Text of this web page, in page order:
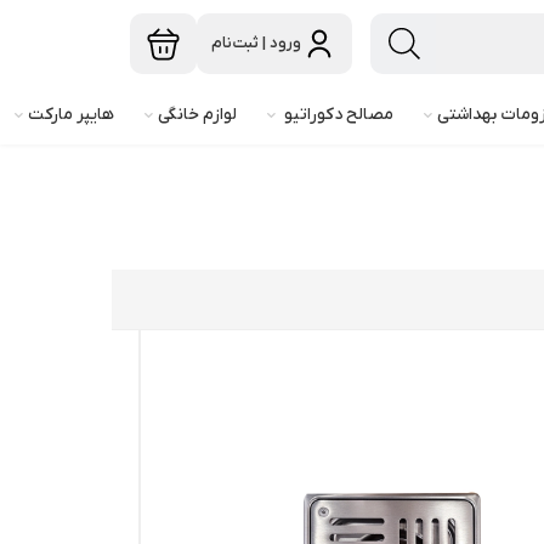
ورود | ثبت‌نام
بهداشتی مصالح دکوراتیو لوازم خانگی هایپر مارکت